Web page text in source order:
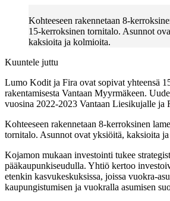
Kohteeseen rakennetaan 8-
15-kerroksinen tornitalo. Asunnot
kaksioita ja kolmioita.
Kuuntele juttu
Lumo Kodit ja Fira ovat sopivat yhteensä
rakentamisesta Vantaan Myyrmäkeen.
vuosina 2022-2023 Vantaan Liesikujalle ja
Kohteeseen rakennetaan 8-kerroksinen
tornitalo. Asunnot ovat yksiöitä, kaksioita
Kojamon mukaan investointi tukee
pääkaupunkiseudulla. Yhtiö kertoo
etenkin kasvukeskuksissa, joissa vuokra-
kaupungistumisen ja vuokralla asumisen